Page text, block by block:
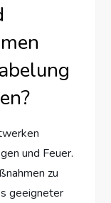
und Feuer.
zu
geeigneter